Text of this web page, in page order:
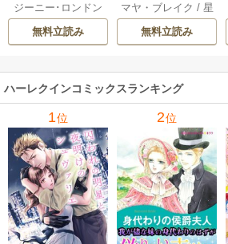
ックス セット 202
6年 vol.1064 1巻
ジーニー･ロンドン
/橘花夜/メアリ
ー･ライアンズ
ーガン/星合操/ア
ン･ウィール/ 津寺
里可子
無料立読み
ックス セット 202
6年 vol.1002 1巻
マヤ・ブレイク / 星
野正美/ヘレン･ブ
ルックス/のわきね
ウェイ/一重夕子
無料立読み
ハーレクインコミックスランキング
1位 2位